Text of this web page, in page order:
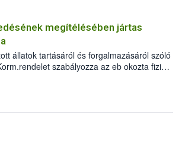
megítélésében jártas
állatok tartásáról és forgalmazásáról szóló
szabályozza az eb okozta fizikai
veszélye keletkezésekor felmerülő
valamint a veszélyes eb tartását és annak
megítélésében jártas szakértőt.